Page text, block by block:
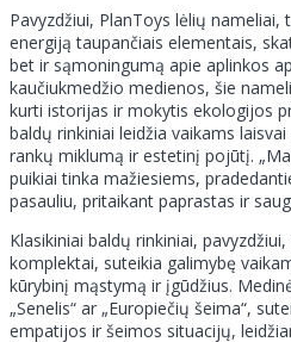
Pavyzdžiui, PlanToys lėlių nameliai,
energiją taupančiais elementais,
bet ir sąmoningumą apie aplinkos
kaučiukmedžio medienos, šie
kurti istorijas ir mokytis ekologijos
baldų rinkiniai leidžia vaikams
rankų miklumą ir estetinį pojūtį.
puikiai tinka mažiesiems,
pasauliu, pritaikant paprastas ir
Klasikiniai baldų rinkiniai,
komplektai, suteikia galimybę
kūrybinį mąstymą ir įgūdžius.
„Senelis“ ar „Europiečių šeima“,
empatijos ir šeimos situacijų,